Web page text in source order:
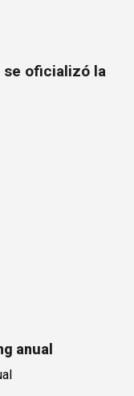
oficializó la
anual